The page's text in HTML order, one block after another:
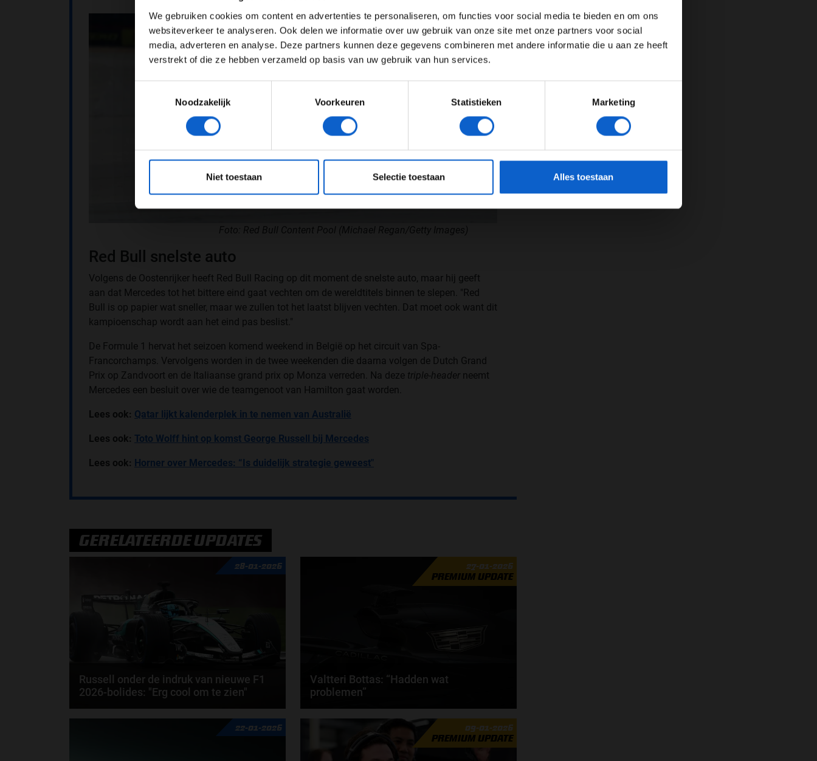
We gebruiken cookies om content en advertenties te personaliseren, om functies voor social media te bieden en om ons
websiteverkeer te analyseren. Ook delen we informatie over uw gebruik van onze site met onze partners voor social
media, adverteren en analyse. Deze partners kunnen deze gegevens combineren met andere informatie die u aan ze heeft
verstrekt of die ze hebben verzameld op basis van uw gebruik van hun services.
Noodzakelijk
Voorkeuren Statistieken Marketing
Niet toestaan Selectie toestaan Alles toestaan
Foto: Red Bull Content Pool (Michael Regan/Getty Images)
Red Bull snelste auto
Volgens de Oostenrijker heeft Red Bull Racing op dit moment de snelste auto, maar hij geeft
aan dat Mercedes tot het bittere eind gaat vechten om de wereldtitels binnen te slepen. "Red
Bull is op papier wat sneller, maar we zullen tot het laatst blijven vechten. Dat moet ook want dit
kampioenschap wordt aan het eind pas beslist."
De Formule 1 hervat het seizoen komend weekend in België op het circuit van Spa-
Francorchamps. Vervolgens worden in de twee weekenden die daarna volgen de Dutch Grand
Prix op Zandvoort en de Italiaanse grand prix op Monza verreden. Na deze triple-header neemt
Mercedes een besluit over wie de teamgenoot van Hamilton gaat worden.
Lees ook: Qatar lijkt kalenderplek in te nemen van Australië
Lees ook: Toto Wolff hint op komst George Russell bij Mercedes
Lees ook: Horner over Mercedes: “Is duidelijk strategie geweest"
GERELATEERDE UPDATES
28-01-2026
Russell onder de indruk van nieuwe F1
2026-bolides: "Erg cool om te zien"
George Russell is uiterst positief na zijn eerste
27-01-2026
PREMIUM UPDATE
Valtteri Bottas: “Hadden wat
problemen”
Valtteri Bottas heeft aangegeven dat het team van
Cadillac een aantal problemen heeft gehad tijdens...
22-01-2026
09-01-2026
PREMIUM UPDATE
Advertentie instellingen
Toon alle alcoholische drankenadvertenties (18+)
Toon alle kansspelenadvertenties (24+)
JONGER DAN 24 24 JAAR OF OUDER
*Raadpleeg onsprivacybeleidvoor meer informatie over gegevensgebruik en -bescherming.